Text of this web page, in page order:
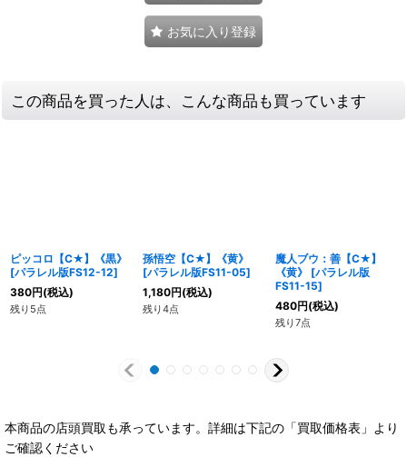
お気に入り登録
この商品を買った人は、こんな商品も買っています
ピッコロ【C★】《黒》
[パラレル版FS12-12]
380円(税込)
残り5点
孫悟空【C★】《黄》
[パラレル版FS11-05]
1,180円(税込)
残り4点
魔人ブウ：善【C★】
《黄》
[パラレル版
FS11-15]
480円(税込)
残り7点
本商品の店頭買取も承っています。詳細は下記の「買取価格表」より
ご確認ください